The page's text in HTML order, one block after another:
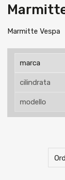
Marmitte Vespa